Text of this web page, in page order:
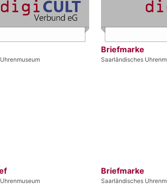
Briefmarke
Saarländisches
Briefmarke
Saarländisches